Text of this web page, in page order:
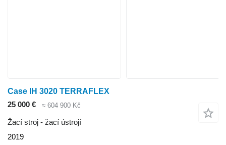
Case IH 3020 TERRAFLEX
25 000 €
≈ 604 900 Kč
Žací stroj - žací ústrojí
2019